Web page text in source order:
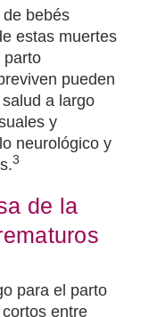
bebés
estas muertes
parto
pueden
a largo
y
neurológico y
3
de la
para el parto
entre